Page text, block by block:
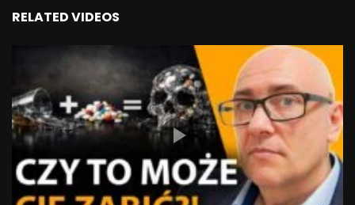
RELATED VIDEOS